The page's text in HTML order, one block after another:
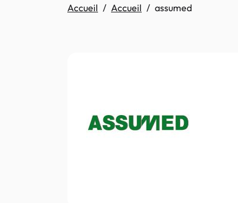
Accueil Accueil assumed